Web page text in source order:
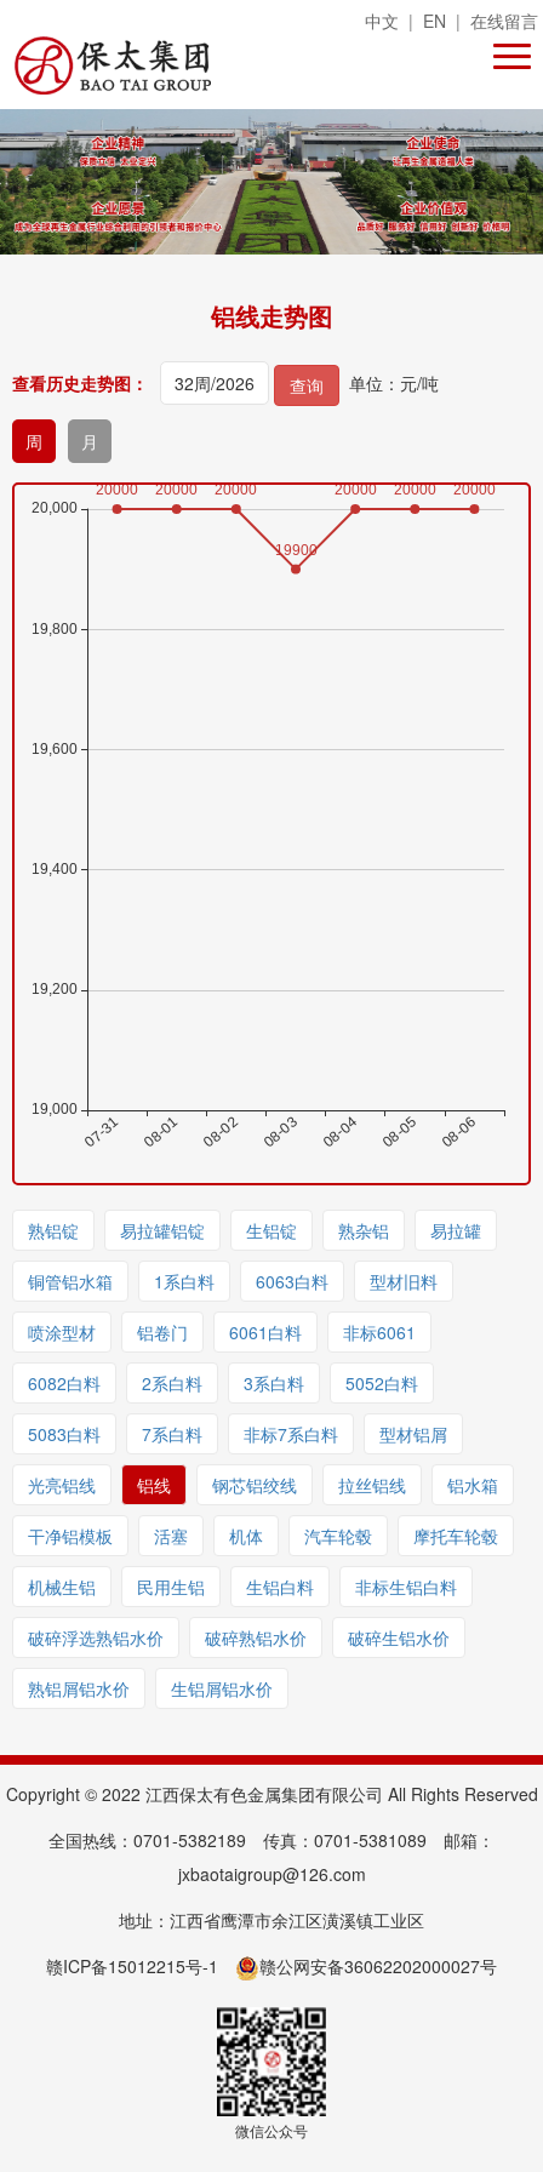
中文 | EN | 在线留言
铝线走势图
查看历史走势图： 查询 单位：元/吨
周 月
熟铝锭 易拉罐铝锭 生铝锭 熟杂铝 易拉罐
铜管铝水箱 1系白料 6063白料 型材旧料
喷涂型材 铝卷门 6061白料 非标6061
6082白料 2系白料 3系白料 5052白料
5083白料 7系白料 非标7系白料 型材铝屑
光亮铝线 铝线 钢芯铝绞线 拉丝铝线 铝水箱
干净铝模板 活塞 机体 汽车轮毂 摩托车轮毂
机械生铝 民用生铝 生铝白料 非标生铝白料
破碎浮选熟铝水价 破碎熟铝水价 破碎生铝水价
熟铝屑铝水价 生铝屑铝水价
Copyright © 2022 江西保太有色金属集团有限公司 All Rights Reserved
全国热线：0701-5382189 传真：0701-5381089 邮箱：
jxbaotaigroup@126.com
地址：江西省鹰潭市余江区潢溪镇工业区
赣ICP备15012215号-1
赣公网安备36062202000027号
微信公众号